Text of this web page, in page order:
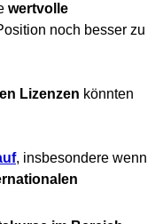
wertvolle
noch besser zu
Lizenzen könnten
, insbesondere wenn